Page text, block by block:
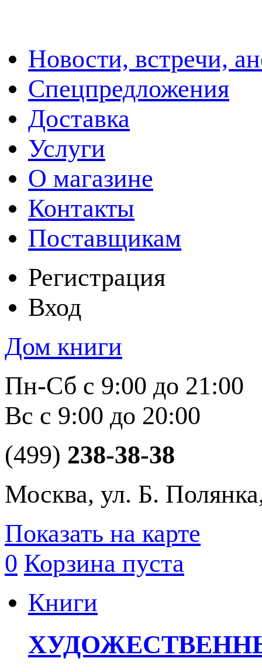
Новости, встречи,
Спецпредложения
Доставка
Услуги
О магазине
Контакты
Поставщикам
Регистрация
Вход
Дом книги
Пн-Сб с 9:00 до 21:00
Вс с 9:00 до 20:00
(499) 238-38-38
Москва, ул. Б.
Показать на карте
0 Корзина пуста
Книги